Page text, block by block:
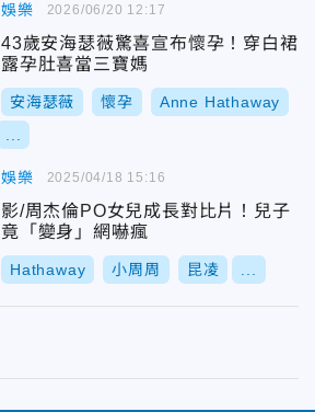
娛樂
43歲安海瑟薇驚喜宣布懷孕！穿白裙
露孕肚喜當三寶媽
安海瑟薇 懷孕 Anne Hathaway
2026/06/20 12:17
娛樂
影/周杰倫PO女兒成長對比片！兒子
竟「變身」網嚇瘋
Hathaway 小周周 昆凌
2025/04/18 15:16